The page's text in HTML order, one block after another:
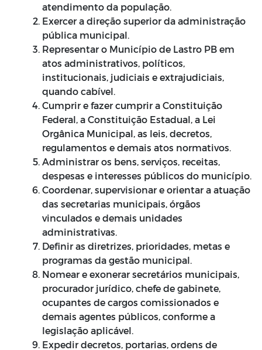
atendimento da população.
Exercer a direção superior da administração
pública municipal.
Representar o Município de Lastro PB em
atos administrativos, políticos,
institucionais, judiciais e extrajudiciais,
quando cabível.
Cumprir e fazer cumprir a Constituição
Federal, a Constituição Estadual, a Lei
Orgânica Municipal, as leis, decretos,
regulamentos e demais atos normativos.
Administrar os bens, serviços, receitas,
despesas e interesses públicos do município.
Coordenar, supervisionar e orientar a atuação
das secretarias municipais, órgãos
vinculados e demais unidades
administrativas.
Definir as diretrizes, prioridades, metas e
programas da gestão municipal.
Nomear e exonerar secretários municipais,
procurador jurídico, chefe de gabinete,
ocupantes de cargos comissionados e
demais agentes públicos, conforme a
legislação aplicável.
Expedir decretos, portarias, ordens de